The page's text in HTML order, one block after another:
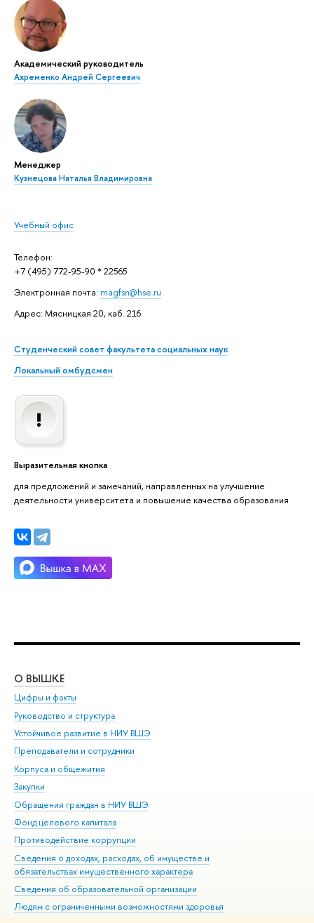
Академический руководитель
Ахременко Андрей Сергеевич
Менеджер
Кузнецова Наталья Владимировна
Учебный офис
Телефон:
+7 (495) 772-95-90 * 22565
Электронная почта: magfsn@hse.ru
Адрес: Мясницкая 20, каб. 216
Студенческий совет факультета социальных наук
Локальный омбудсмен
Выразительная кнопка
для предложений и замечаний, направленных на улучшение
деятельности университета и повышение качества образования
О ВЫШКЕ
Цифры и факты
Руководство и структура
Устойчивое развитие в НИУ ВШЭ
Преподаватели и сотрудники
Корпуса и общежития
Закупки
Обращения граждан в НИУ ВШЭ
Фонд целевого капитала
Противодействие коррупции
Сведения о доходах, расходах, об имуществе и
обязательствах имущественного характера
Сведения об образовательной организации
Людям с ограниченными возможностями здоровья